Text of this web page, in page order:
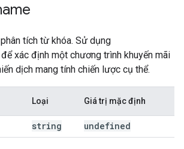
tích từ khóa. Sử dụng
để xác định một chương trình khuyến mãi
dịch mang tính chiến lược cụ thể.
Loại Giá trị mặc định
string undefined